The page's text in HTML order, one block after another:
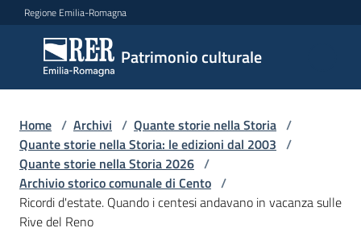
Vai al contenuto
Vai alla navigazione
Vai al footer
Regione Emilia-Romagna
Patrimonio culturale
Patrimonio
culturale
Argomenti
Novità
Home / Archivi / Quante storie nella Storia /
Quante storie nella Storia: le edizioni dal 2003 /
Quante storie nella Storia 2026 /
Archivio storico comunale di Cento /
Ricordi d'estate. Quando i centesi andavano in vacanza sulle
Rive del Reno